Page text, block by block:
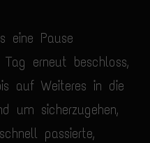
eine Pause
erneut beschloss,
auf Weiteres in die
um sicherzugehen,
passierte,